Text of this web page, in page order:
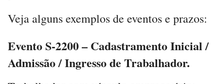
Veja alguns exemplos de eventos e prazos:
Evento S-2200 – Cadastramento Inicial /
Admissão / Ingresso de Trabalhador.